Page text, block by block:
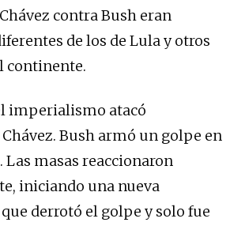
contra Bush eran
de los de Lula y otros
continente.
imperialismo atacó
Bush armó un golpe en
Las masas reaccionaron
iniciando una nueva
derrotó el golpe y solo fue